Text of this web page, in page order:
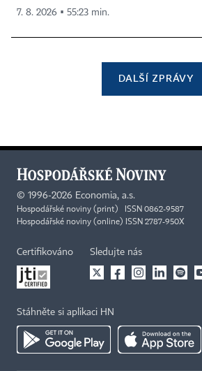
7. 8. 2026 ▪ 55:23 min.
DALŠÍ ZPRÁVY
© 1996-2026 Economia, a.s.
Hospodářské noviny (print) ISSN 0862-9587
Hospodářské noviny (online) ISSN 2787-950X
Certifikováno Sledujte nás
Stáhněte si aplikaci HN